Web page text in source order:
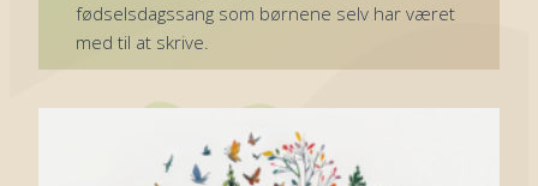
fødselsdagssang som børnene selv har været
med til at skrive.